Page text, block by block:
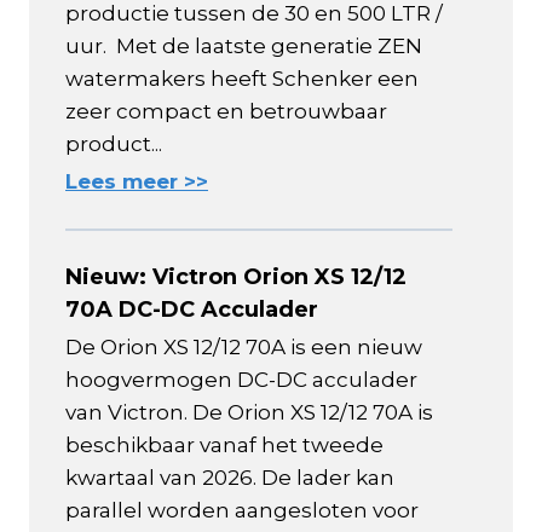
productie tussen de 30 en 500 LTR /
uur. Met de laatste generatie ZEN
watermakers heeft Schenker een
zeer compact en betrouwbaar
product...
Lees meer >>
Nieuw: Victron Orion XS 12/12
70A DC-DC Acculader
De Orion XS 12/12 70A is een nieuw
hoogvermogen DC-DC acculader
van Victron. De Orion XS 12/12 70A is
beschikbaar vanaf het tweede
kwartaal van 2026. De lader kan
parallel worden aangesloten voor